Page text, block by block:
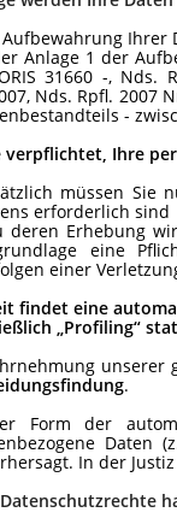
Ihrer
Anlage 1 der
31660 -, Nds.
Nds. Rpfl. 2007
-
verpflichtet, Ihre
müssen Sie
erforderlich sind
deren Erhebung
eine
einer
findet eine
„Profiling“
unserer
.
Form der
Daten
In der